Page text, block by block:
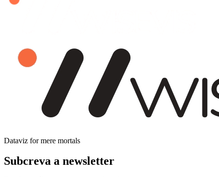
Dataviz for mere mortals
Subcreva a newsletter